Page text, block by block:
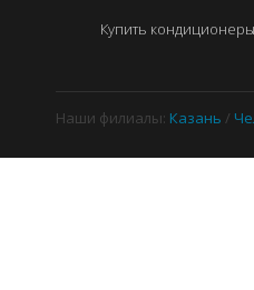
Купить
Наши филиалы: Казань /